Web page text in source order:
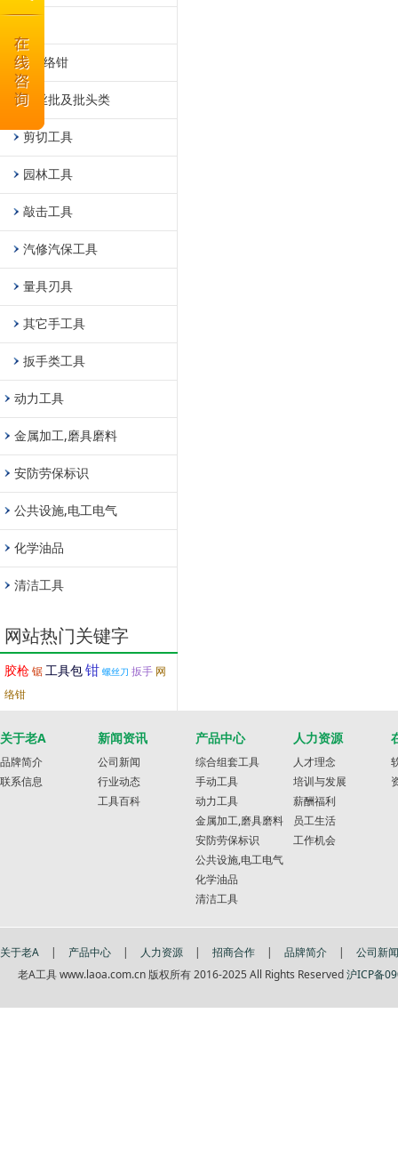
网络钳
螺丝批及批头类
剪切工具
园林工具
敲击工具
汽修汽保工具
量具刃具
其它手工具
扳手类工具
动力工具
金属加工,磨具磨料
安防劳保标识
公共设施,电工电气
化学油品
清洁工具
网站热门关键字
胶枪锯工具包钳 螺丝刀 扳手 网
络钳
关于老A
品牌简介
联系信息
新闻资讯
公司新闻
行业动态
工具百科
产品中心
综合组套工具
手动工具
动力工具
金属加工,磨具磨料
安防劳保标识
公共设施,电工电气
化学油品
清洁工具
人力资源
人才理念
培训与发展
薪酬福利
员工生活
工作机会
关于老A | 产品中心 | 人力资源 | 招商合作 | 品牌简介 |
公司新闻
老A工具 www.laoa.com.cn 版权所有 2016-2025 All Rights Reserved沪ICP备